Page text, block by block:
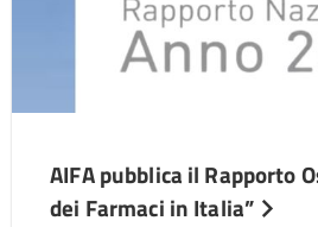
AIFA pubblica il Rapporto
dei Farmaci in Italia”